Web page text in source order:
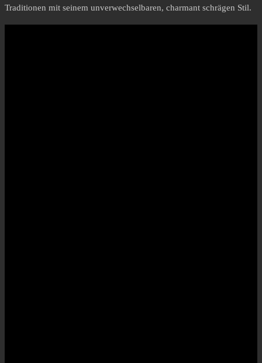
Traditionen mit seinem unverwechselbaren, charmant schrägen Stil.